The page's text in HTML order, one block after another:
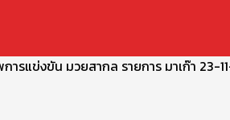
ารแข่งขัน มวยสากล รายการ มาเก๊า 23-